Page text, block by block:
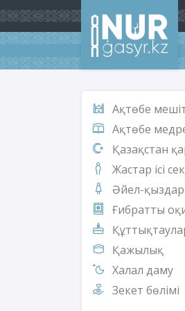
Ақтөбе
Ақтөбе
Қазақстан
Жастар ісі
Әйел-
Ғибратты
Қажылық
Халал даму
Зекет бөлімі